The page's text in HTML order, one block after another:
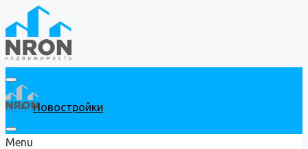
Новостройки
Menu